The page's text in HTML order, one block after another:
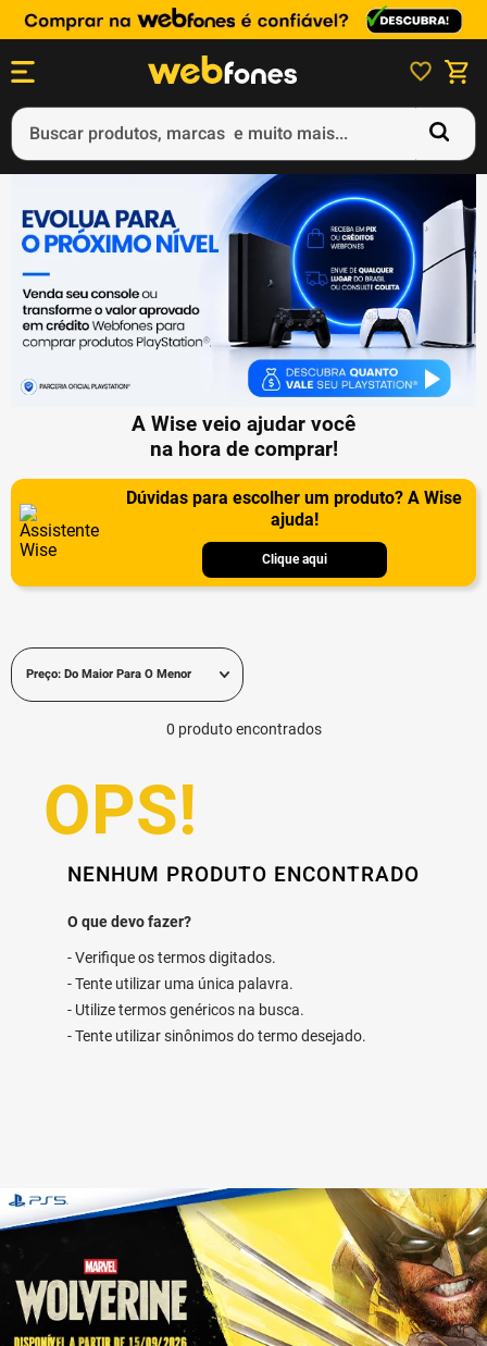
Buscar produtos, marcas e muito mais...
A Wise veio ajudar você
na hora de comprar!
Dúvidas para escolher um produto? A Wise
ajuda!
Clique aqui
Preço: Do Maior Para O Menor
0 produto
NENHUM PRODUTO ENCONTRADO
Verifique os termos digitados.
Tente utilizar uma única palavra.
Utilize termos genéricos na busca.
Tente utilizar sinônimos do termo desejado.
1º
ps5
3º
smartphone
4º
ps4
5